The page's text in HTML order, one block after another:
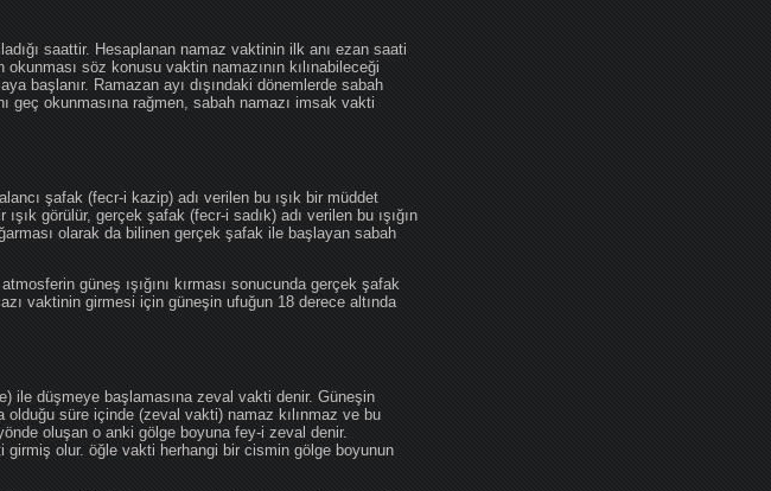
saattir. Hesaplanan namaz vaktinin ilk anı ezan saati
söz konusu vaktin namazının kılınabileceği
başlanır. Ramazan ayı dışındaki dönemlerde sabah
geç okunmasına rağmen, sabah namazı imsak vakti
şafak (fecr-i kazip) adı verilen bu ışık bir müddet
görülür, gerçek şafak (fecr-i sadık) adı verilen bu ışığın
olarak da bilinen gerçek şafak ile başlayan sabah
güneş ışığını kırması sonucunda gerçek şafak
vaktinin girmesi için güneşin ufuğun 18 derece altında
ile düşmeye başlamasına zeval vakti denir. Güneşin
süre içinde (zeval vakti) namaz kılınmaz ve bu
oluşan o anki gölge boyuna fey-i zeval denir.
girmiş olur. öğle vakti herhangi bir cismin gölge boyunun